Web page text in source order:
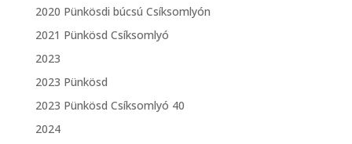
2020 Pünkösdi búcsú Csíksomlyón
2021 Pünkösd Csíksomlyó
2023
2023 Pünkösd
2023 Pünkösd Csíksomlyó 40
2024